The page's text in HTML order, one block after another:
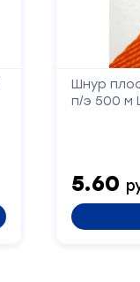
Шнур
п/э 500 м
5.60